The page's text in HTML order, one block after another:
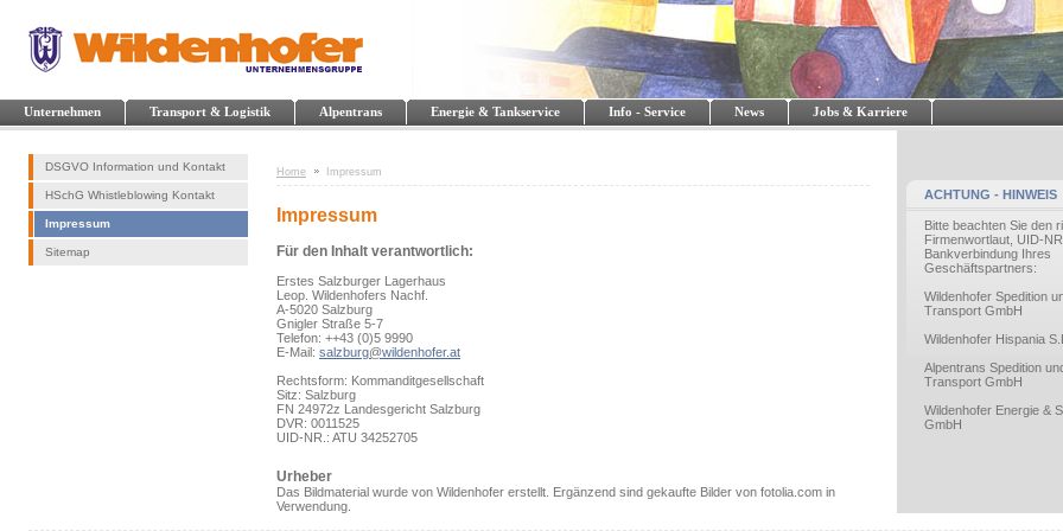
Unternehmen Transport & Logistik Alpentrans Energie & Tankservice Info - Service News Jobs & Karriere
DSGVO Information und Kontakt
HSchG Whistleblowing Kontakt
Impressum
Sitemap
Home Impressum
Impressum
Für den Inhalt verantwortlich:
Erstes Salzburger Lagerhaus
Leop. Wildenhofers Nachf.
A-5020 Salzburg
Gnigler Straße 5-7
Telefon: ++43 (0)5 9990
E-Mail: salzburg@wildenhofer.at
Rechtsform: Kommanditgesellschaft
Sitz: Salzburg
FN 24972z Landesgericht Salzburg
DVR: 0011525
UID-NR.: ATU 34252705
Urheber
Das Bildmaterial wurde von Wildenhofer erstellt. Ergänzend sind gekaufte Bilder von fotolia.com in
Verwendung.
ACHTUNG - HINWEIS
Bitte beachten Sie den
Firmenwortlaut, UID-
Bankverbindung Ihres
Geschäftspartners:
Wildenhofer Spedition
Transport GmbH
Wildenhofer Hispania
Alpentrans Spedition
Transport GmbH
Wildenhofer Energie &
GmbH